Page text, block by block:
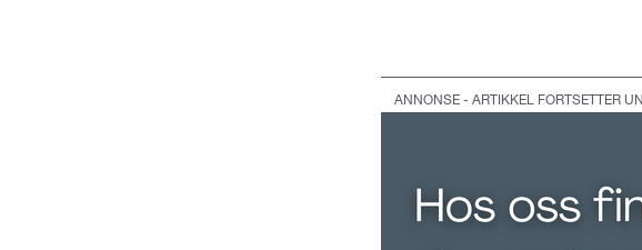
ANNONSE - ARTIKKEL FORTSETTER